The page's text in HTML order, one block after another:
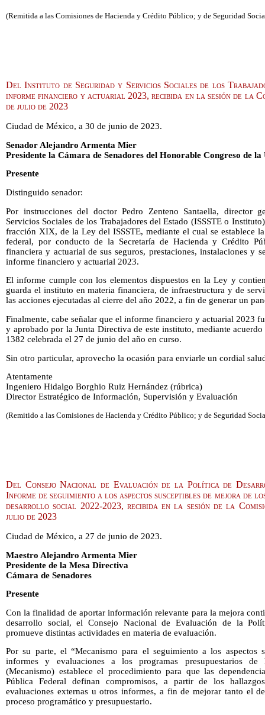
(Remitida a las Comisiones de Hacienda y Crédito Público; y de Seguridad
Del Instituto de Seguridad y Servicios Sociales de los
informe financiero y actuarial 2023, recibida en la sesión de la
de julio de 2023
Ciudad de México, a 30 de junio de 2023.
Senador Alejandro Armenta Mier
Presidente la Cámara de Senadores del Honorable Congreso de la
Presente
Distinguido senador:
Por instrucciones del doctor Pedro Zenteno Santaella, director
Servicios Sociales de los Trabajadores del Estado (ISSSTE o
fracción XIX, de la Ley del ISSSTE, mediante el cual se establece
federal, por conducto de la Secretaría de Hacienda y Crédito
financiera y actuarial de sus seguros, prestaciones, instalaciones y
informe financiero y actuarial 2023.
El informe cumple con los elementos dispuestos en la Ley y
guarda el instituto en materia financiera, de infraestructura y de
las acciones ejecutadas al cierre del año 2022, a fin de generar un
Finalmente, cabe señalar que el informe financiero y actuarial 2023
y aprobado por la Junta Directiva de este instituto, mediante
1382 celebrada el 27 de junio del año en curso.
Sin otro particular, aprovecho la ocasión para enviarle un cordial
Atentamente
Ingeniero Hidalgo Borghio Ruiz Hernández (rúbrica)
Director Estratégico de Información, Supervisión y Evaluación
(Remitido a las Comisiones de Hacienda y Crédito Público; y de Seguridad
Del Consejo Nacional de Evaluación de la Política de
Informe de seguimiento a los aspectos susceptibles de mejora de
desarrollo social 2022-2023, recibida en la sesión de la
julio de 2023
Ciudad de México, a 27 de junio de 2023.
Maestro Alejandro Armenta Mier
Presidente de la Mesa Directiva
Cámara de Senadores
Presente
Con la finalidad de aportar información relevante para la mejora
desarrollo social, el Consejo Nacional de Evaluación de la
promueve distintas actividades en materia de evaluación.
Por su parte, el “Mecanismo para el seguimiento a los aspectos
informes y evaluaciones a los programas presupuestarios de
(Mecanismo) establece el procedimiento para que las
Pública Federal definan compromisos, a partir de los
evaluaciones externas u otros informes, a fin de mejorar tanto el
proceso programático y presupuestario.